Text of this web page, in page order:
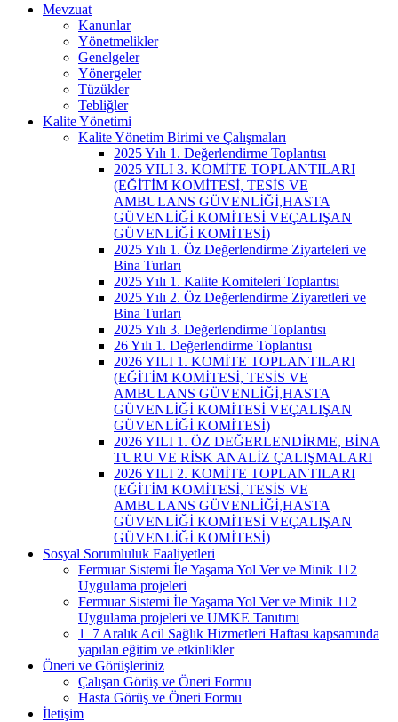
Mevzuat
Kanunlar
Yönetmelikler
Genelgeler
Yönergeler
Tüzükler
Tebliğler
Kalite Yönetimi
Kalite Yönetim Birimi ve Çalışmaları
2025 Yılı 1. Değerlendirme Toplantısı
2025 YILI 3. KOMİTE TOPLANTILARI
(EĞİTİM KOMİTESİ, TESİS VE
AMBULANS GÜVENLİĞİ,HASTA
GÜVENLİĞİ KOMİTESİ VEÇALIŞAN
GÜVENLİĞİ KOMİTESİ)
2025 Yılı 1. Öz Değerlendirme Ziyarteleri ve
Bina Turları
2025 Yılı 1. Kalite Komiteleri Toplantısı
2025 Yılı 2. Öz Değerlendirme Ziyaretleri ve
Bina Turları
2025 Yılı 3. Değerlendirme Toplantısı
26 Yılı 1. Değerlendirme Toplantısı
2026 YILI 1. KOMİTE TOPLANTILARI
(EĞİTİM KOMİTESİ, TESİS VE
AMBULANS GÜVENLİĞİ,HASTA
GÜVENLİĞİ KOMİTESİ VEÇALIŞAN
GÜVENLİĞİ KOMİTESİ)
2026 YILI 1. ÖZ DEĞERLENDİRME, BİNA
TURU VE RİSK ANALİZ ÇALIŞMALARI
2026 YILI 2. KOMİTE TOPLANTILARI
(EĞİTİM KOMİTESİ, TESİS VE
AMBULANS GÜVENLİĞİ,HASTA
GÜVENLİĞİ KOMİTESİ VEÇALIŞAN
GÜVENLİĞİ KOMİTESİ)
Sosyal Sorumluluk Faaliyetleri
Fermuar Sistemi İle Yaşama Yol Ver ve Minik 112
Uygulama projeleri
Fermuar Sistemi İle Yaşama Yol Ver ve Minik 112
Uygulama projeleri ve UMKE Tanıtımı
1_7 Aralık Acil Sağlık Hizmetleri Haftası kapsamında
yapılan eğitim ve etkinlikler
Öneri ve Görüşleriniz
Çalışan Görüş ve Öneri Formu
Hasta Görüş ve Öneri Formu
İletişim